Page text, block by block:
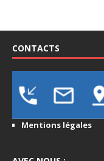
CONTACTS
Mentions légales